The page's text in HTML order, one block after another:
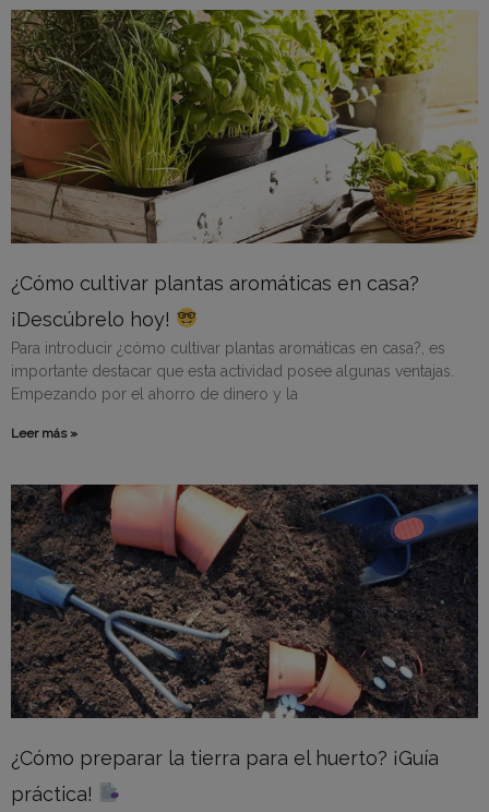
¿Cómo cultivar plantas aromáticas en casa?
¡Descúbrelo hoy!
Para introducir ¿cómo cultivar plantas aromáticas en casa?, es
importante destacar que esta actividad posee algunas ventajas.
Empezando por el ahorro de dinero y la
Leer más »
¿Cómo preparar la tierra para el huerto? ¡Guía
práctica!